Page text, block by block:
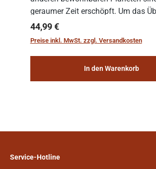
geraumer Zeit erschöpft. Um das
sichern, wurden die sogenannten
„Weltenschiffe“ gebaut. Auf diesen
Regulärer Preis:
44,99 €
Preise inkl. MwSt. zzgl. Versandkosten
In den Warenkorb
Service-Hotline